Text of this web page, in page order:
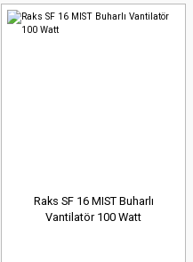
Raks SF 16 MIST Buharlı
Vantilatör 100 Watt